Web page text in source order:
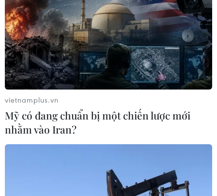
vietnamplus.vn
Mỹ có đang chuẩn bị một chiến lược mới
nhằm vào Iran?